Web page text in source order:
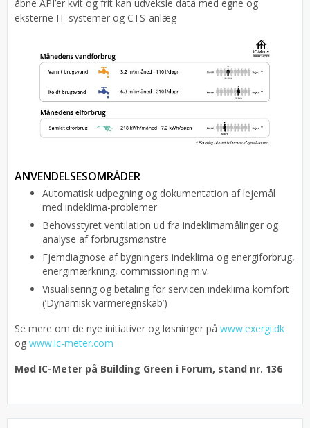
åbne API’er kvit og frit kan udveksle data med egne og
eksterne IT-systemer og CTS-anlæg
ANVENDELSESOMRÅDER
Automatisk udpegning og dokumentation af lejemål
med indeklima-problemer
Behovsstyret ventilation ud fra indeklimamålinger og
analyse af forbrugsmønstre
Fjerndiagnose af bygningers indeklima og energiforbrug,
energimærkning, commissioning m.v.
Visualisering og betaling for servicen indeklima komfort
(’Dynamisk varmeregnskab’)
Se mere om de nye initiativer og løsninger på www.exergi.dk
og www.ic-meter.com
Mød IC-Meter på Building Green i Forum, stand nr. 136